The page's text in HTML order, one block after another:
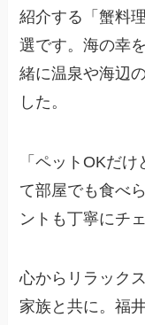
紹介する「蟹料
選です。海の幸
緒に温泉や海辺
した。
「ペットOKだ
て部屋でも食べ
ントも丁寧にチェ
心からリラック
家族と共に。福